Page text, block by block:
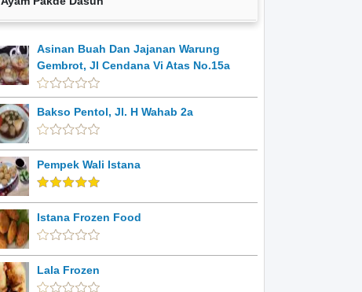
Asinan Buah Dan Jajanan Warung
Gembrot, Jl Cendana Vi Atas No.15a
Bakso Pentol, Jl. H Wahab 2a
Pempek Wali Istana
Istana Frozen Food
Lala Frozen